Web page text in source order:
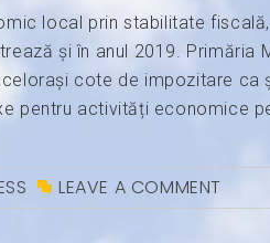
local prin stabilitate
și în anul 2019. Primăria
cote de impozitare ca
pentru activități economice
LEAVE A COMMENT